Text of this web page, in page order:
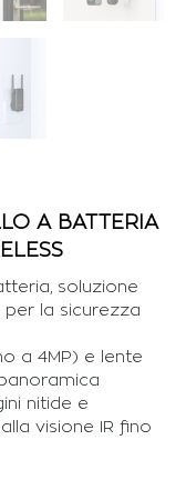
A BATTERIA
soluzione
la sicurezza
a 4MP) e lente
nitide e
visione IR fino